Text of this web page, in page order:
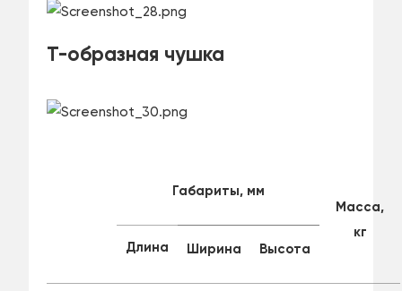
Т-образная чушка
Габариты, мм
Масса,
кг
Длина
Ширина Высота